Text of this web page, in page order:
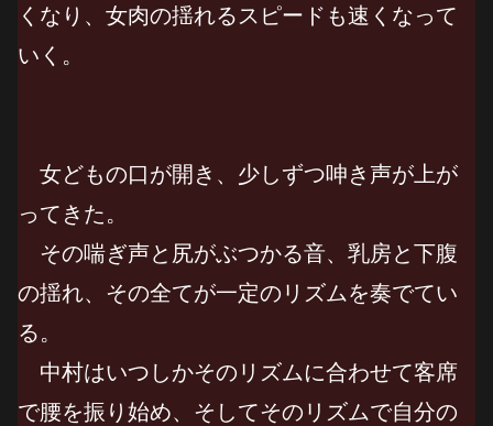
くなり、女肉の揺れるスピードも速くなって
いく。
女どもの口が開き、少しずつ呻き声が上が
ってきた。
その喘ぎ声と尻がぶつかる音、乳房と下腹
の揺れ、その全てが一定のリズムを奏でてい
る。
中村はいつしかそのリズムに合わせて客席
で腰を振り始め、そしてそのリズムで自分の